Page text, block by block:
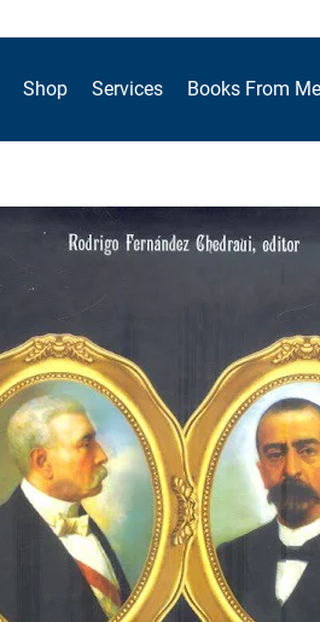
Shop Services Books From